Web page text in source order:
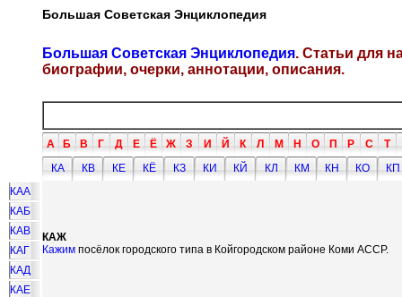
Большая Советская Энциклопедия
Большая Советская Энциклопедия. Статьи для
биографии, очерки, аннотации, описания.
А Б В Г Д Е Ё Ж З И Й К Л М Н О П Р С Т
КА
КВ КЕ КЁ КЗ КИ КЙ КЛ КМ КН КО
КП
КАА
КАБ
КАВ
КАГ
КАД
КАЕ
КАЖ
Кажим посёлок городского типа в Койгородском районе Коми АССР.